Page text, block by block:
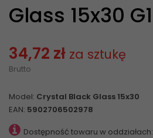
Glass 15x30 G1
34,72 zł za sztukę
Brutto
Model: Crystal Black Glass 15x30
EAN: 5902706502978
Dostępność towaru w oddziałach: